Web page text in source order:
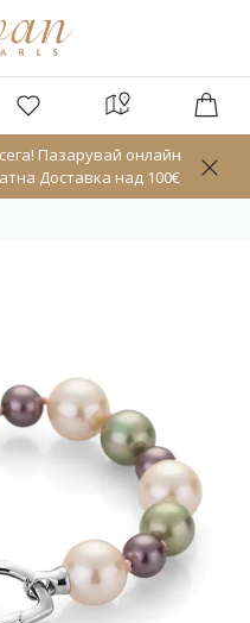
Пазарувай онлайн
Доставка над 100€